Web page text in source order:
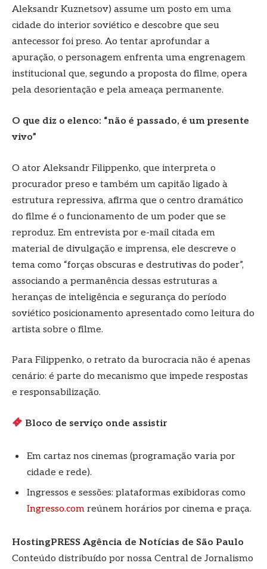
Aleksandr Kuznetsov) assume um posto em uma
cidade do interior soviético e descobre que seu
antecessor foi preso. Ao tentar aprofundar a
apuração, o personagem enfrenta uma engrenagem
institucional que, segundo a proposta do filme, opera
pela desorientação e pela ameaça permanente.
O que diz o elenco: “não é passado, é um presente
vivo”
O ator Aleksandr Filippenko, que interpreta o
procurador preso e também um capitão ligado à
estrutura repressiva, afirma que o centro dramático
do filme é o funcionamento de um poder que se
reproduz. Em entrevista por e-mail citada em
material de divulgação e imprensa, ele descreve o
tema como “forças obscuras e destrutivas do poder”,
associando a permanência dessas estruturas a
heranças de inteligência e segurança do período
soviético posicionamento apresentado como leitura do
artista sobre o filme.
Para Filippenko, o retrato da burocracia não é apenas
cenário: é parte do mecanismo que impede respostas
e responsabilização.
Bloco de serviço onde assistir
Em cartaz nos cinemas (programação varia por
cidade e rede).
Ingressos e sessões: plataformas exibidoras como
Ingresso.com reúnem horários por cinema e praça.
HostingPRESS Agência de Notícias de São Paulo
Conteúdo distribuído por nossa Central de Jornalismo